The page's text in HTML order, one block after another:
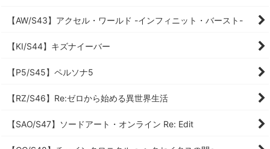
【AW/S43】アクセル・ワールド -インフィニット・バースト-
【KI/S44】キズナイーバー
【P5/S45】ペルソナ5
【RZ/S46】Re:ゼロから始める異世界生活
【SAO/S47】ソードアート・オンライン Re: Edit